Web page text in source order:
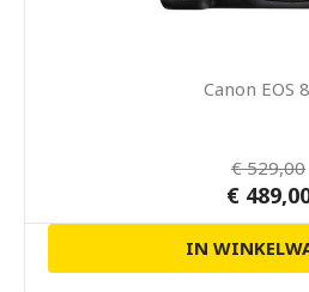
Canon EOS
€ 529,00
€
IN